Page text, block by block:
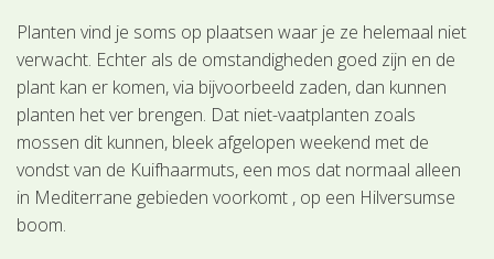
Planten vind je soms op plaatsen waar je ze helemaal niet
verwacht. Echter als de omstandigheden goed zijn en de
plant kan er komen, via bijvoorbeeld zaden, dan kunnen
planten het ver brengen. Dat niet-vaatplanten zoals
mossen dit kunnen, bleek afgelopen weekend met de
vondst van de Kuifhaarmuts, een mos dat normaal alleen
in Mediterrane gebieden voorkomt , op een Hilversumse
boom.